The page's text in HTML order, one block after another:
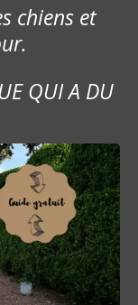
chiens et
QUI A DU